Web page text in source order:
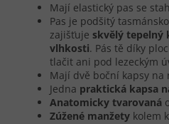
Mají elastický pas se
Pas je podšitý
zajišťuje skvělý tepelný
vlhkosti. Pás tě díky
tlačit ani pod lezeckým
Mají dvě boční kapsy na
Jedna praktická kapsa
Anatomicky tvarovaná
Zúžené manžety kolem